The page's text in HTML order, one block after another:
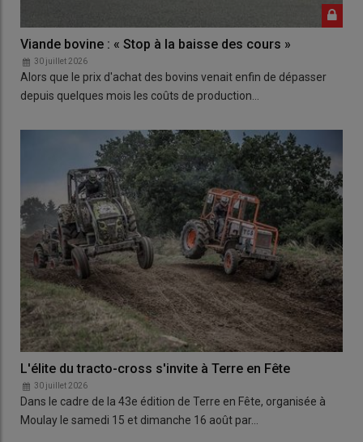
Viande bovine : « Stop à la baisse des cours »
30 juillet 2026
Alors que le prix d'achat des bovins venait enfin de dépasser
depuis quelques mois les coûts de production…
L'élite du tracto-cross s'invite à Terre en Fête
30 juillet 2026
Dans le cadre de la 43e édition de Terre en Fête, organisée à
Moulay le samedi 15 et dimanche 16 août par…